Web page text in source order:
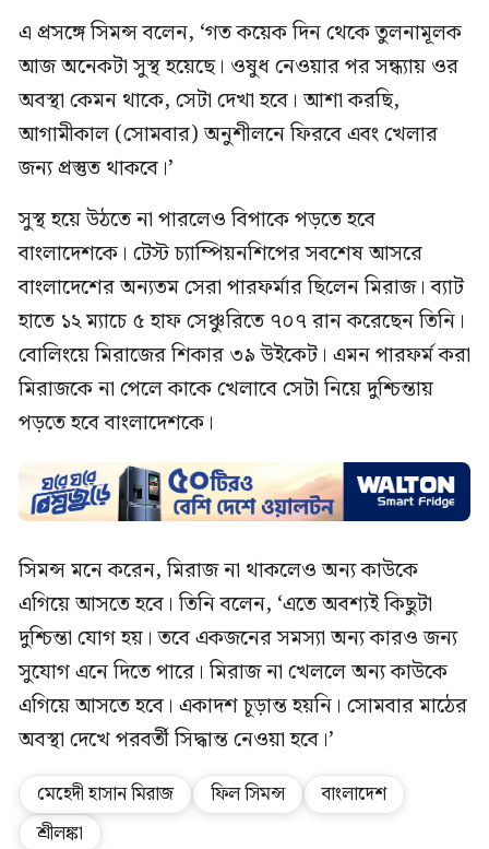
এ প্রসঙ্গে সিমন্স বলেন, ‘গত কয়েক দিন থেকে তুলনামূলক
আজ অনেকটা সুস্থ হয়েছে। ওষুধ নেওয়ার পর সন্ধ্যায় ওর
অবস্থা কেমন থাকে, সেটা দেখা হবে। আশা করছি,
আগামীকাল (সোমবার) অনুশীলনে ফিরবে এবং খেলার
জন্য প্রস্তুত থাকবে।’
সুস্থ হয়ে উঠতে না পারলেও বিপাকে পড়তে হবে
বাংলাদেশকে। টেস্ট চ্যাম্পিয়নশিপের সবশেষ আসরে
বাংলাদেশের অন্যতম সেরা পারফর্মার ছিলেন মিরাজ। ব্যাট
হাতে ১২ ম্যাচে ৫ হাফ সেঞ্চুরিতে ৭০৭ রান করেছেন তিনি।
বোলিংয়ে মিরাজের শিকার ৩৯ উইকেট। এমন পারফর্ম করা
মিরাজকে না পেলে কাকে খেলাবে সেটা নিয়ে দুশ্চিন্তায়
পড়তে হবে বাংলাদেশকে।
সিমন্স মনে করেন, মিরাজ না থাকলেও অন্য কাউকে
এগিয়ে আসতে হবে। তিনি বলেন, ‘এতে অবশ্যই কিছুটা
দুশ্চিন্তা যোগ হয়। তবে একজনের সমস্যা অন্য কারও জন্য
সুযোগ এনে দিতে পারে। মিরাজ না খেললে অন্য কাউকে
এগিয়ে আসতে হবে। একাদশ চূড়ান্ত হয়নি। সোমবার মাঠের
অবস্থা দেখে পরবর্তী সিদ্ধান্ত নেওয়া হবে।’
মেহেদী হাসান মিরাজ ফিল সিমন্স
বাংলাদেশ
শ্রীলঙ্কা